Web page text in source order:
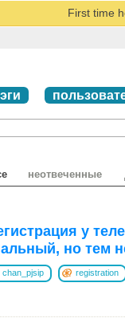
First time
неотвеченные
у
но тем
chan_pjsip registration